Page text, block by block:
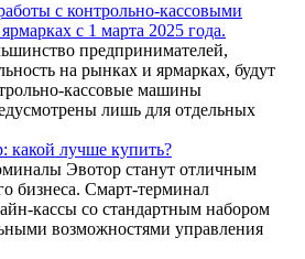
с контрольно-кассовыми
с 1 марта 2025 года.
предпринимателей,
на рынках и ярмарках, будут
кассовые машины
лишь для отдельных
какой лучше купить?
Эвотор станут отличным
бизнеса. Смарт-терминал
кассы со стандартным набором
возможностями управления